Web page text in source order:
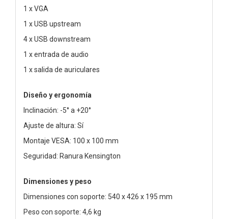
1 x VGA
1 x USB upstream
4 x USB downstream
1 x entrada de audio
1 x salida de auriculares
Diseño y ergonomía
Inclinación: -5° a +20°
Ajuste de altura: Sí
Montaje VESA: 100 x 100 mm
Seguridad: Ranura Kensington
Dimensiones y peso
Dimensiones con soporte: 540 x 426 x 195 mm
Peso con soporte: 4,6 kg